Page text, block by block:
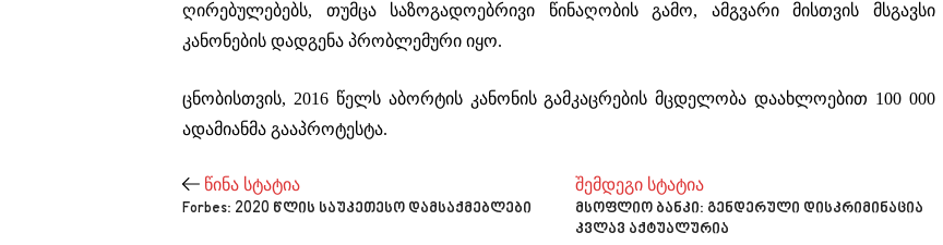
ღირებულებებს, თუმცა საზოგადოებრივი წინაღობის გამო, ამგვარი მისთვის მსგავსი
კანონების დადგენა პრობლემური იყო.
ცნობისთვის, 2016 წელს აბორტის კანონის გამკაცრების მცდელობა დაახლოებით 100 000
ადამიანმა გააპროტესტა.
წინა სტატია
Forbes: 2020 წლის საუკეთესო დამსაქმებლები
შემდეგი სტატია
მსოფლიო ბანკი: გენდერული დისკრიმინაცია
კვლავ აქტუალურია